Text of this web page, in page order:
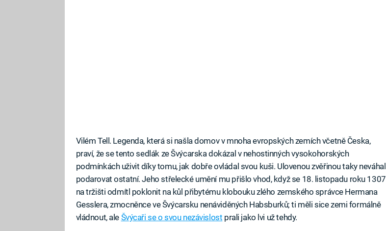
Vilém Tell. Legenda, která si našla domov v mnoha evropských zemích včetně Česka,
praví, že se tento sedlák ze Švýcarska dokázal v nehostinných vysokohorských
podmínkách uživit díky tomu, jak dobře ovládal svou kuši. Ulovenou zvěřinou taky neváhal
podarovat ostatní. Jeho střelecké umění mu přišlo vhod, když se 18. listopadu roku 1307
na tržišti odmítl poklonit na kůl přibytému klobouku zlého zemského správce Hermana
Gesslera, zmocněnce ve Švýcarsku nenáviděných Habsburků; ti měli sice zemi formálně
vládnout, ale Švýcaři se o svou nezávislost prali jako lvi už tehdy.